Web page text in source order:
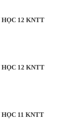
12 KNTT
12 KNTT
11 KNTT